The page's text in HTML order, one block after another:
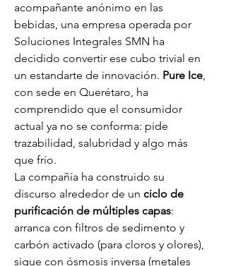
acompañante anónimo en las
bebidas, una empresa operada por
Soluciones Integrales SMN ha
decidido convertir ese cubo trivial en
un estandarte de innovación. Pure Ice,
con sede en Querétaro, ha
comprendido que el consumidor
actual ya no se conforma: pide
trazabilidad, salubridad y algo más
que frío.
La compañía ha construido su
discurso alrededor de un ciclo de
purificación de múltiples capas:
arranca con filtros de sedimento y
carbón activado (para cloros y olores),
sigue con ósmosis inversa (metales